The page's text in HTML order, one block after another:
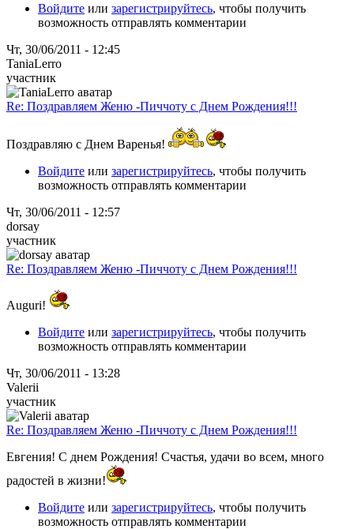
Войдите или зарегистрируйтесь, чтобы получить
возможность отправлять комментарии
Чт, 30/06/2011 - 12:45
TaniaLerro
участник
Re: Поздравляем Женю -Пиччоту с Днем Рождения!!!
Поздравляю с Днем Варенья!
Войдите или зарегистрируйтесь, чтобы получить
возможность отправлять комментарии
Чт, 30/06/2011 - 12:57
dorsay
участник
Re: Поздравляем Женю -Пиччоту с Днем Рождения!!!
Auguri!
Войдите или зарегистрируйтесь, чтобы получить
возможность отправлять комментарии
Чт, 30/06/2011 - 13:28
Valerii
участник
Re: Поздравляем Женю -Пиччоту с Днем Рождения!!!
Евгения! С днем Рождения! Счастья, удачи во всем, много
радостей в жизни!
Войдите или зарегистрируйтесь, чтобы получить
возможность отправлять комментарии